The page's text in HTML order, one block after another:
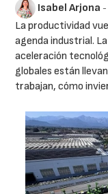
Isabel Arjona -
La productividad
agenda industrial.
aceleración
globales están
trabajan, cómo